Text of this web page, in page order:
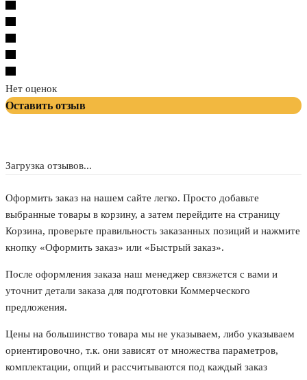
Нет оценок
Оставить отзыв
Загрузка отзывов...
Оформить заказ на нашем сайте легко. Просто добавьте
выбранные товары в корзину, а затем перейдите на страницу
Корзина, проверьте правильность заказанных позиций и нажмите
кнопку «Оформить заказ» или «Быстрый заказ».
После оформления заказа наш менеджер связжется с вами и
уточнит детали заказа для подготовки Коммерческого
предложения.
Цены на большинство товара мы не указываем, либо указываем
ориентировочно, т.к. они зависят от множества параметров,
комплектации, опций и рассчитываются под каждый заказ